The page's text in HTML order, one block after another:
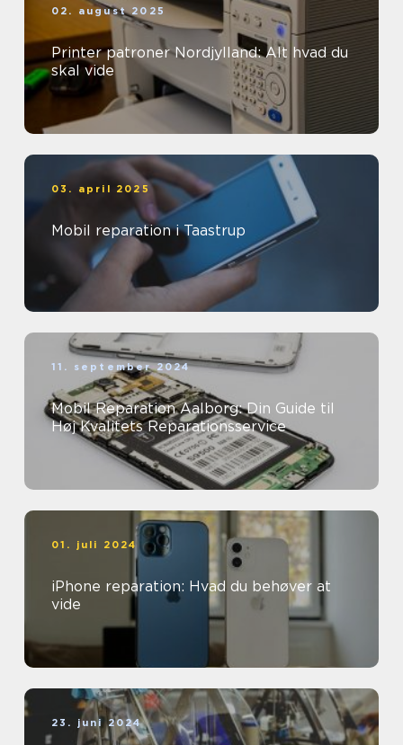
02. august 2025
Printer patroner Nordjylland: Alt hvad du
skal vide
03. april 2025
Mobil reparation i Taastrup
11. september 2024
Mobil Reparation Aalborg: Din Guide til
Høj Kvalitets Reparationsservice
01. juli 2024
iPhone reparation: Hvad du behøver at
vide
23. juni 2024